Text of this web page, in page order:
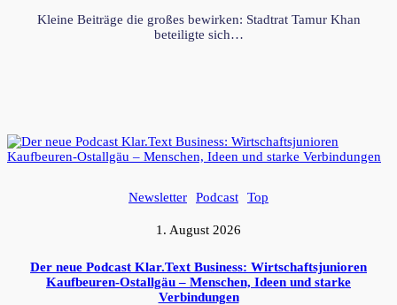
Kleine Beiträge die großes bewirken: Stadtrat Tamur Khan
beteiligte sich…
Newsletter Podcast Top
1. August 2026
Der neue Podcast Klar.Text Business: Wirtschaftsjunioren
Kaufbeuren-Ostallgäu – Menschen, Ideen und starke
Verbindungen